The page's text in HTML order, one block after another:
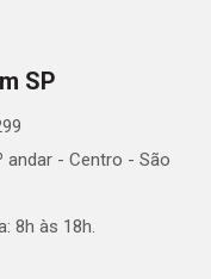
SP
andar - Centro - São
8h às 18h.